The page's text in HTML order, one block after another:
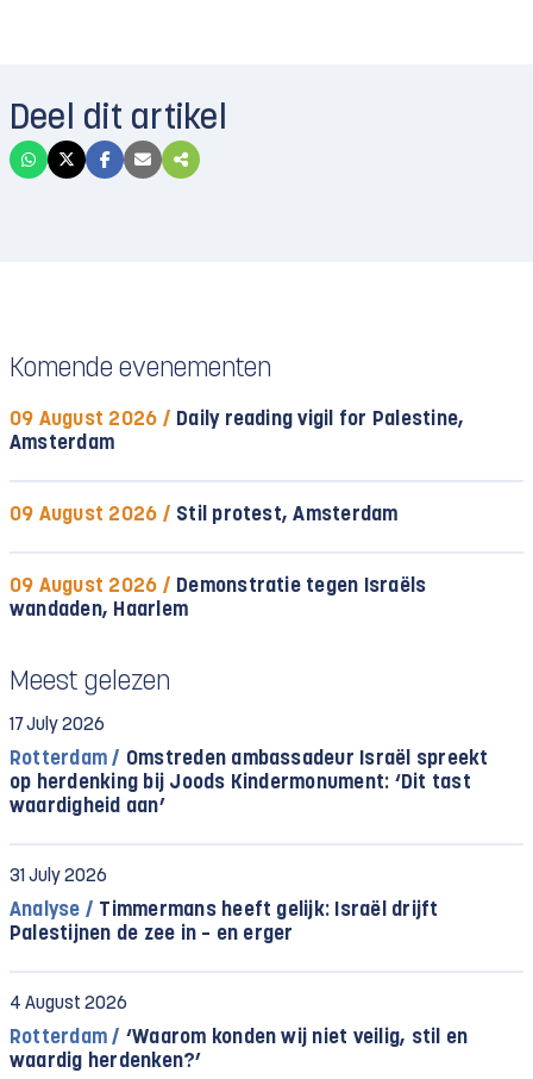
Deel dit artikel
Komende evenementen
09 August 2026 / Daily reading vigil for Palestine,
Amsterdam
09 August 2026 / Stil protest, Amsterdam
09 August 2026 / Demonstratie tegen Israëls
wandaden, Haarlem
Meest gelezen
17 July 2026
Rotterdam / Omstreden ambassadeur Israël spreekt
op herdenking bij Joods Kindermonument: ‘Dit tast
waardigheid aan’
31 July 2026
Analyse / Timmermans heeft gelijk: Israël drijft
Palestijnen de zee in – en erger
4 August 2026
Rotterdam / ‘Waarom konden wij niet veilig, stil en
waardig herdenken?’